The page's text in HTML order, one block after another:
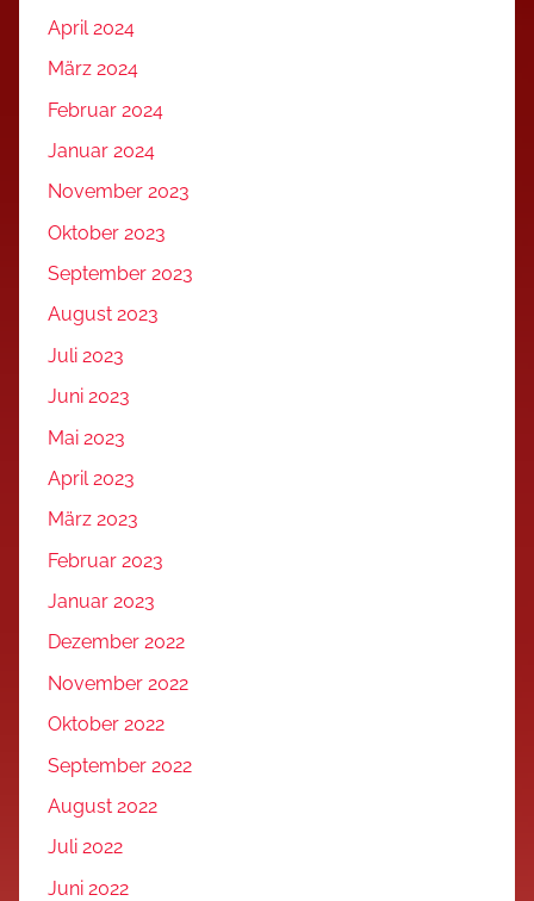
April 2024
März 2024
Februar 2024
Januar 2024
November 2023
Oktober 2023
September 2023
August 2023
Juli 2023
Juni 2023
Mai 2023
April 2023
März 2023
Februar 2023
Januar 2023
Dezember 2022
November 2022
Oktober 2022
September 2022
August 2022
Juli 2022
Juni 2022